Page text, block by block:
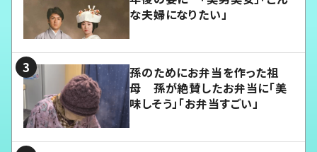
な夫婦になりたい」
孫のためにお弁当を作った祖
母 孫が絶賛したお弁当に「美
味しそう」「お弁当すごい」